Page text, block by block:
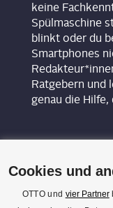
keine
Spülmaschine
blinkt oder du
Smartphones
Ratgebern und
genau die Hilfe,
Cookies und
OTTO und vier Partner